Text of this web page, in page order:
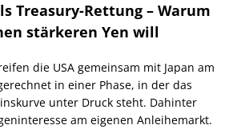
Treasury-Rettung – Warum
stärkeren Yen will
die USA gemeinsam mit Japan am
in einer Phase, in der das
unter Druck steht. Dahinter
am eigenen Anleihemarkt.